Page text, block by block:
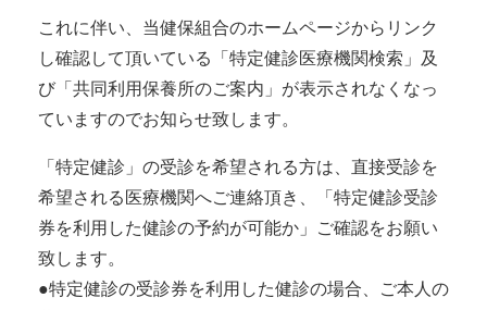
これに伴い、当健保組合のホームページからリンク
し確認して頂いている「特定健診医療機関検索」及
び「共同利用保養所のご案内」が表示されなくなっ
ていますのでお知らせ致します。
「特定健診」の受診を希望される方は、直接受診を
希望される医療機関へご連絡頂き、「特定健診受診
券を利用した健診の予約が可能か」ご確認をお願い
致します。
●特定健診の受診券を利用した健診の場合、ご本人の